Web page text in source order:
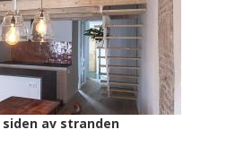
av stranden